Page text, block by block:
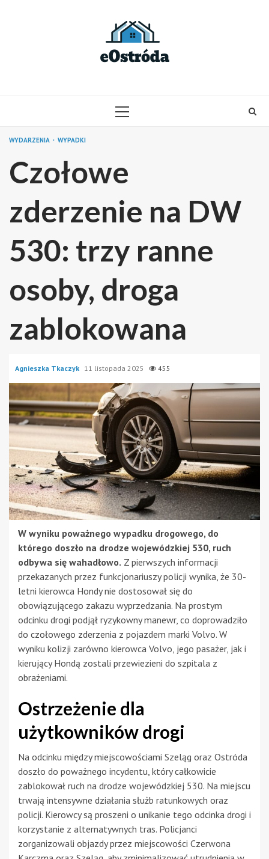
PRIMARY
WYDARZENIA WYPADKI
Czołowe
zderzenie na DW
530: trzy ranne
osoby, droga
zablokowana
Agnieszka Tkaczyk 11 listopada 2025 455
W wyniku poważnego wypadku drogowego, do
którego doszło na drodze wojewódzkiej 530, ruch
odbywa się wahadłowo. Z pierwszych informacji
przekazanych przez funkcjonariuszy policji wynika, że 30-
letni kierowca Hondy nie dostosował się do
obowiązującego zakazu wyprzedzania. Na prostym
odcinku drogi podjął ryzykowny manewr, co doprowadziło
do czołowego zderzenia z pojazdem marki Volvo. W
wyniku kolizji zarówno kierowca Volvo, jego pasażer, jak i
kierujący Hondą zostali przewiezieni do szpitala z
obrażeniami.
Ostrzeżenie dla
użytkowników drogi
Na odcinku między miejscowościami Szeląg oraz Ostróda
doszło do poważnego incydentu, który całkowicie
zablokował ruch na drodze wojewódzkiej 530. Na miejscu
trwają intensywne działania służb ratunkowych oraz
policji. Kierowcy są proszeni o unikanie tego odcinka drogi i
korzystanie z alternatywnych tras. Policjanci
zorganizowali objazdy przez miejscowości Czerwona